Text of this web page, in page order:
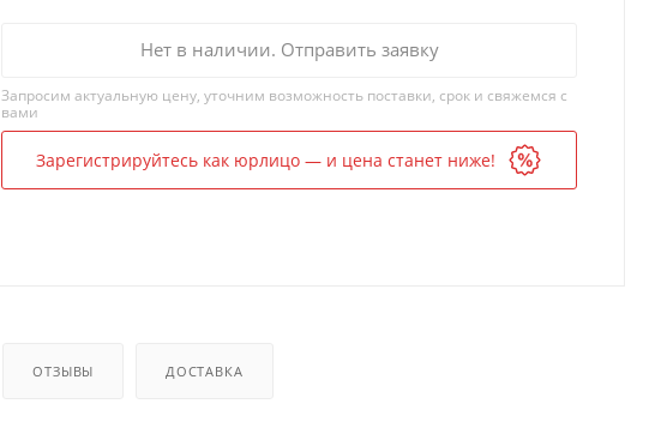
Нет в наличии. Отправить заявку
Запросим актуальную цену, уточним возможность поставки, срок и свяжемся с
вами
Зарегистрируйтесь как юрлицо — и цена станет ниже!
ОТЗЫВЫ ДОСТАВКА